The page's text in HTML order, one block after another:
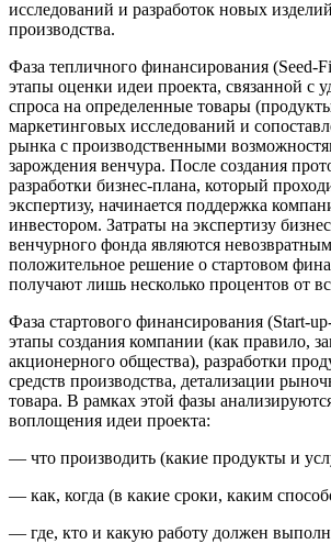
исследований и разработок новых
производства.
Фаза тепличного финансирования (Seed-
этапы оценки идеи проекта, связанной с
спроса на определенные товары
маркетинговых исследований и
рынка с производственными
зарождения венчура. После создания
разработки бизнес-плана, который
экспертизу, начинается поддержка
инвестором. Затраты на экспертизу
венчурного фонда являются
положительное решение о стартовом
получают лишь несколько процентов от
Фаза стартового финансирования (Start-
этапы создания компании (как правило,
акционерного общества), разработки
средств производства, детализации
товара. В рамках этой фазы
воплощения идеи проекта:
— что производить (какие продукты и
— как, когда (в какие сроки, каким
— где, кто и какую работу должен